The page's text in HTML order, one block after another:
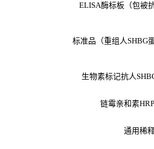
ELISA酶标板（包被
标准品（重组人SHBG
生物素标记抗人
链霉亲和素HRP
通用稀